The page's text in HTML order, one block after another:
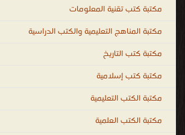
مكتبة كتب تقنية المعلومات
مكتبة المناهج التعليمية والكتب الدراسية
مكتبة كتب التاريخ
مكتبة كتب إسلامية
مكتبة الكتب التعليمية
مكتبة الكتب العلمية